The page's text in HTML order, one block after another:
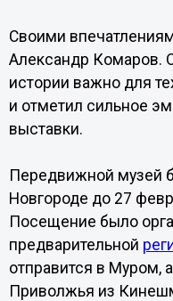
Своими
Александр Комаров.
истории важно для
и отметил сильное
выставки.
Передвижной музей
Новгороде до 27
Посещение было
предварительной
отправится в Муром,
Приволжья из